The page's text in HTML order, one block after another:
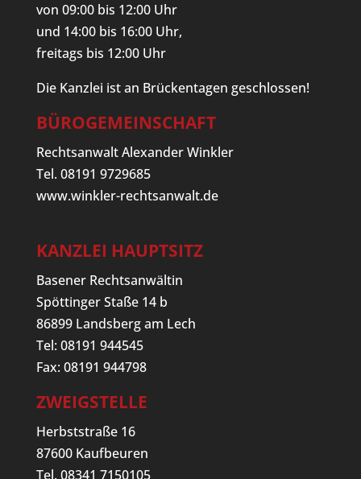
von 09:00 bis 12:00 Uhr
und 14:00 bis 16:00 Uhr,
freitags bis 12:00 Uhr
Die Kanzlei ist an Brückentagen geschlossen!
BÜROGEMEINSCHAFT
Rechtsanwalt Alexander Winkler
Tel. 08191 9729685
www.winkler-rechtsanwalt.de
KANZLEI HAUPTSITZ
Basener Rechtsanwältin
Spöttinger Staße 14 b
86899 Landsberg am Lech
Tel: 08191 944545
Fax: 08191 944798
ZWEIGSTELLE
Herbststraße 16
87600 Kaufbeuren
Tel. 08341 7150105